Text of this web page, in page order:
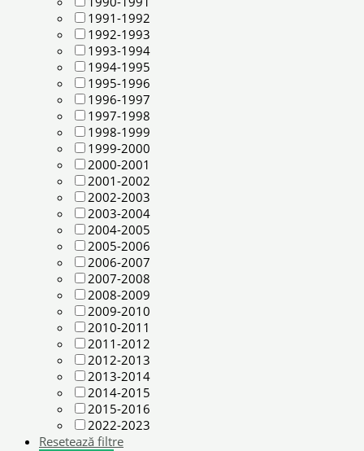
1991-1992
1992-1993
1993-1994
1994-1995
1995-1996
1996-1997
1997-1998
1998-1999
1999-2000
2000-2001
2001-2002
2002-2003
2003-2004
2004-2005
2005-2006
2006-2007
2007-2008
2008-2009
2009-2010
2010-2011
2011-2012
2012-2013
2013-2014
2014-2015
2015-2016
2022-2023
Resetează filtre